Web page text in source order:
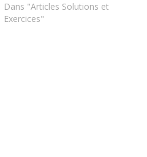
que ce n’était pas pour moi,
qu’une astuce ne pouvait
Dans "Articles Solutions et
Exercices"